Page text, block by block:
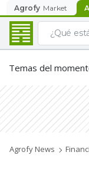
Agrofy Market
Temas del
Agrofy News